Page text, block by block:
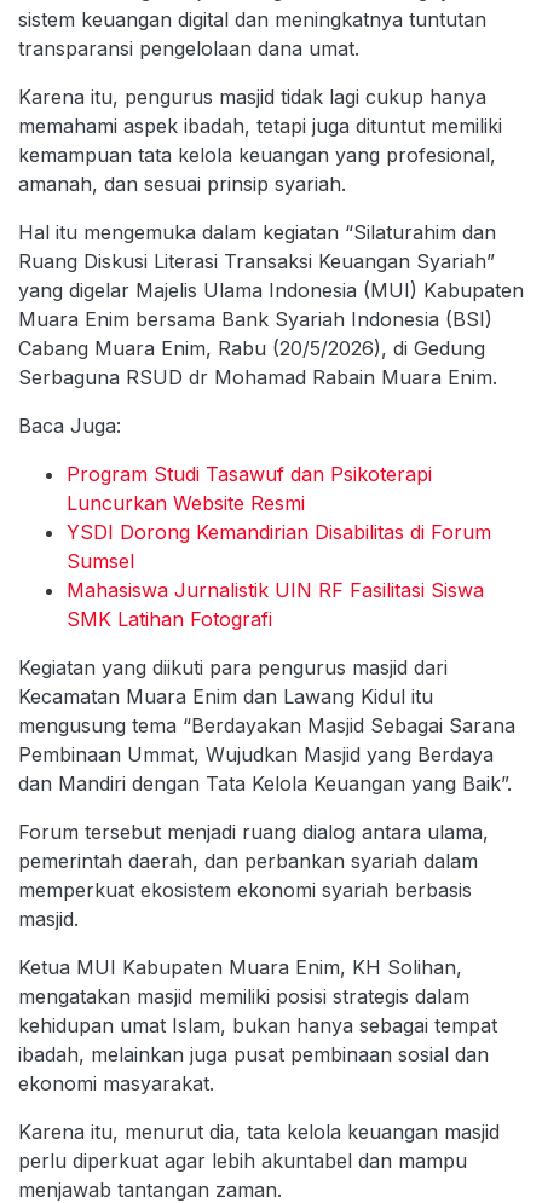
sistem keuangan digital dan meningkatnya tuntutan
transparansi pengelolaan dana umat.
Karena itu, pengurus masjid tidak lagi cukup hanya
memahami aspek ibadah, tetapi juga dituntut memiliki
kemampuan tata kelola keuangan yang profesional,
amanah, dan sesuai prinsip syariah.
Hal itu mengemuka dalam kegiatan “Silaturahim dan
Ruang Diskusi Literasi Transaksi Keuangan Syariah”
yang digelar Majelis Ulama Indonesia (MUI) Kabupaten
Muara Enim bersama Bank Syariah Indonesia (BSI)
Cabang Muara Enim, Rabu (20/5/2026), di Gedung
Serbaguna RSUD dr Mohamad Rabain Muara Enim.
Baca Juga:
Program Studi Tasawuf dan Psikoterapi
Luncurkan Website Resmi
YSDI Dorong Kemandirian Disabilitas di Forum
Sumsel
Mahasiswa Jurnalistik UIN RF Fasilitasi Siswa
SMK Latihan Fotografi
Kegiatan yang diikuti para pengurus masjid dari
Kecamatan Muara Enim dan Lawang Kidul itu
mengusung tema “Berdayakan Masjid Sebagai Sarana
Pembinaan Ummat, Wujudkan Masjid yang Berdaya
dan Mandiri dengan Tata Kelola Keuangan yang Baik”.
Forum tersebut menjadi ruang dialog antara ulama,
pemerintah daerah, dan perbankan syariah dalam
memperkuat ekosistem ekonomi syariah berbasis
masjid.
Ketua MUI Kabupaten Muara Enim, KH Solihan,
mengatakan masjid memiliki posisi strategis dalam
kehidupan umat Islam, bukan hanya sebagai tempat
ibadah, melainkan juga pusat pembinaan sosial dan
ekonomi masyarakat.
Karena itu, menurut dia, tata kelola keuangan masjid
perlu diperkuat agar lebih akuntabel dan mampu
menjawab tantangan zaman.